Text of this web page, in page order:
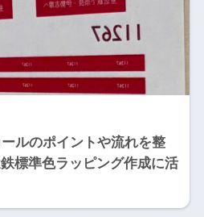
ールのポイントや流れを整
標準色ラッピング作成に活